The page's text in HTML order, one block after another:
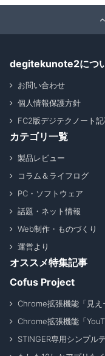
degitekunote2につ
お問い合わせ
個人情報保護方針
FC2版デジテクノート
カテゴリ一覧
製品レビュー
コラム＆ライフログ
PC・ソフトウェア
話題・ネット情報
Web制作・ものづくり
運営より
オススメ特集記事
Cofus Project
Chrome拡張機能「見え
Chrome拡張機能「
STINGER専用シンプル